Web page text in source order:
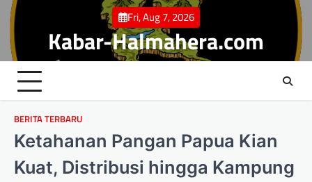
Skip
content
Fri, Aug 7, 2026
Kabar-Halmahera.com
BERITA TERBARU
Ketahanan Pangan Papua Kian
Kuat, Distribusi hingga Kampung